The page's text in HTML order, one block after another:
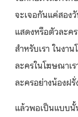
จะเจอกันแค่สอง
แสดงหรือตัวละค
สำหรับเรา ในงาน
ละครในโฆษณาเ
ละครอย่างน้องฝ
แล้วพอเป็นแบบนั้